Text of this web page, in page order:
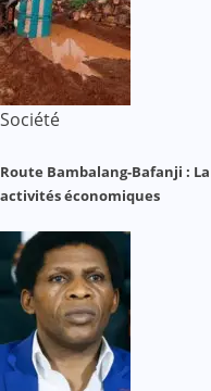
Société
Route Bambalang-Bafanji :
activités économiques